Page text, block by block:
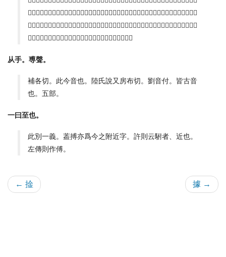
二篆皆收。捕訓取也。又部取下云捕也。是與𡩡持義迥別。今則捕行而搏廢。但訓爲搏擊。又按
搏擊與𡩡取無二義。凡搏擊者未有不乘其虛怯、扼其要害者。猶執盜賊必得其巢穴也。本無二義
二音。至若考工記之搏埴、虞書之拊搏。此則？字之叚借。
从手。尃聲。
補各切。此今音也。陸氏說又房布切。劉音付。皆古音
也。五部。
一曰至也。
此別一義。葢搏亦爲今之附近字。許則云駙者、近也。
左傳則作傅。
← 捦 據 →